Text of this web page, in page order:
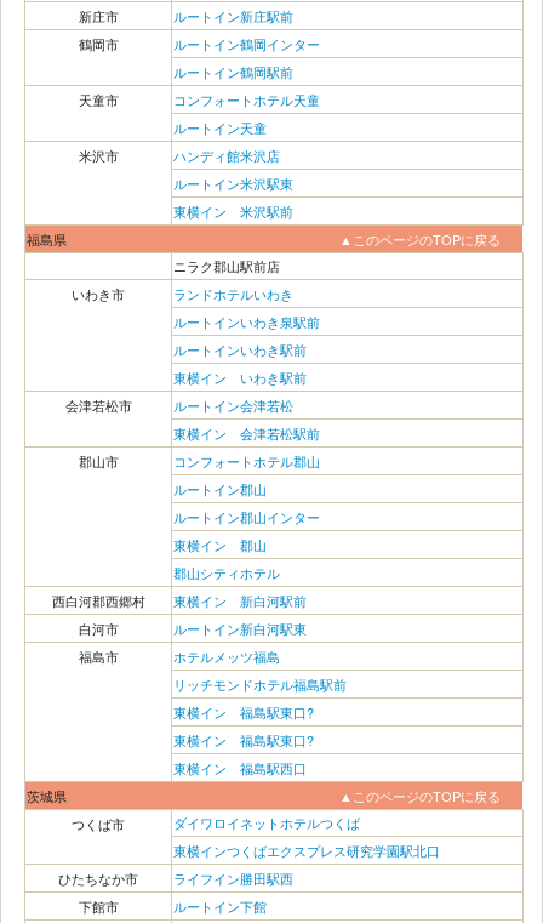
新庄市
ルートイン新庄駅前
鶴岡市
ルートイン鶴岡インター
ルートイン鶴岡駅前
天童市
コンフォートホテル天童
ルートイン天童
米沢市
ハンディ館米沢店
ルートイン米沢駅東
東横イン 米沢駅前
▲このページのTOPに戻る
福島県
ニラク郡山駅前店
いわき市
ランドホテルいわき
ルートインいわき泉駅前
ルートインいわき駅前
東横イン いわき駅前
会津若松市
ルートイン会津若松
東横イン 会津若松駅前
郡山市
コンフォートホテル郡山
ルートイン郡山
ルートイン郡山インター
東横イン 郡山
郡山シティホテル
西白河郡西郷村
東横イン 新白河駅前
白河市
ルートイン新白河駅東
福島市
ホテルメッツ福島
リッチモンドホテル福島駅前
東横イン 福島駅東口?
東横イン 福島駅東口?
東横イン 福島駅西口
▲このページのTOPに戻る
茨城県
つくば市
ダイワロイネットホテルつくば
東横インつくばエクスプレス研究学園駅北口
ひたちなか市
ライフイン勝田駅西
下館市
ルートイン下館